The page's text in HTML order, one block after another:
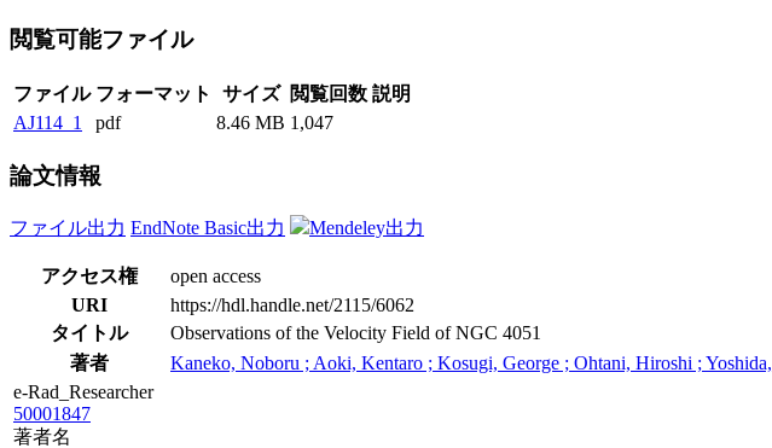
閲覧可能ファイル
ファイル フォーマット サイズ 閲覧回数 説明
AJ114_1
pdf 8.46 MB 1,047
論文情報
ファイル出力 EndNote Basic出力 Mendeley出力
アクセス権
open access
URI
https://hdl.handle.net/2115/6062
タイトル
Observations of the Velocity Field of NGC 4051
著者
Kaneko, Noboru ; Aoki, Kentaro ; Kosugi, George ; Ohtani, Hiroshi ;
e-Rad_Researcher
50001847
著者名